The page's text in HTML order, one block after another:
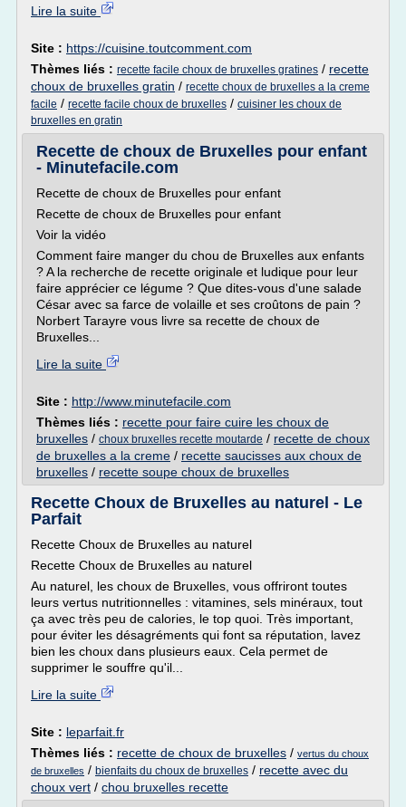
Lire la suite
Site : https://cuisine.toutcomment.com
Thèmes liés : recette facile choux de bruxelles gratines / recette
choux de bruxelles gratin / recette choux de bruxelles a la creme
facile / recette facile choux de bruxelles / cuisiner les choux de
bruxelles en gratin
Recette de choux de Bruxelles pour enfant
- Minutefacile.com
Recette de choux de Bruxelles pour enfant
Recette de choux de Bruxelles pour enfant
Voir la vidéo
Comment faire manger du chou de Bruxelles aux enfants
? A la recherche de recette originale et ludique pour leur
faire apprécier ce légume ? Que dites-vous d'une salade
César avec sa farce de volaille et ses croûtons de pain ?
Norbert Tarayre vous livre sa recette de choux de
Bruxelles...
Lire la suite
Site : http://www.minutefacile.com
Thèmes liés : recette pour faire cuire les choux de
bruxelles / choux bruxelles recette moutarde / recette de choux
de bruxelles a la creme / recette saucisses aux choux de
bruxelles / recette soupe choux de bruxelles
Recette Choux de Bruxelles au naturel - Le
Parfait
Recette Choux de Bruxelles au naturel
Recette Choux de Bruxelles au naturel
Au naturel, les choux de Bruxelles, vous offriront toutes
leurs vertus nutritionnelles : vitamines, sels minéraux, tout
ça avec très peu de calories, le top quoi. Très important,
pour éviter les désagréments qui font sa réputation, lavez
bien les choux dans plusieurs eaux. Cela permet de
supprimer le souffre qu'il...
Lire la suite
Site : leparfait.fr
Thèmes liés : recette de choux de bruxelles / vertus du choux
de bruxelles / bienfaits du choux de bruxelles / recette avec du
choux vert / chou bruxelles recette